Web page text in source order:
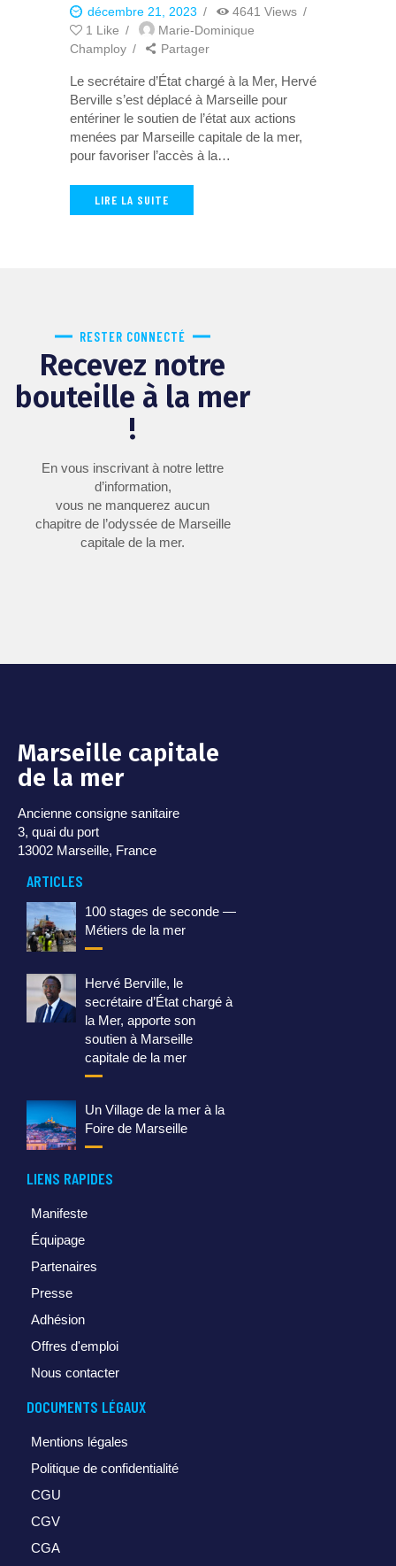
décembre 21, 2023 4641 Views
1 Like
Marie-Dominique
Champloy
Partager
Le secrétaire d’État chargé à la Mer, Hervé
Berville s’est déplacé à Marseille pour
entériner le soutien de l’état aux actions
menées par Marseille capitale de la mer,
pour favoriser l’accès à la…
LIRE LA SUITE
RESTER CONNECTÉ
Recevez notre
bouteille à la mer
!
En vous inscrivant à notre lettre
d’information,
vous ne manquerez aucun
chapitre de l’odyssée de Marseille
capitale de la mer.
Marseille capitale
de la mer
Ancienne consigne sanitaire
3, quai du port
13002 Marseille, France
ARTICLES
100 stages de seconde —
Métiers de la mer
Hervé Berville, le
secrétaire d’État chargé à
la Mer, apporte son
soutien à Marseille
capitale de la mer
Un Village de la mer à la
Foire de Marseille
LIENS RAPIDES
Manifeste
Équipage
Partenaires
Presse
Adhésion
Offres d'emploi
Nous contacter
DOCUMENTS LÉGAUX
Mentions légales
Politique de confidentialité
CGU
CGV
CGA